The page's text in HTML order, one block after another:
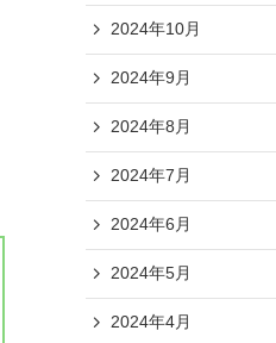
2024年10月
2024年9月
2024年8月
2024年7月
2024年6月
2024年5月
2024年4月